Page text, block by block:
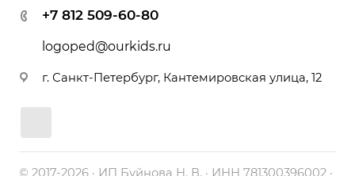
+7 812 509-60-80
logoped@ourkids.ru
г. Санкт-Петербург, Кантемировская улица, 12
© 2017-2026 · ИП Буйнова Н. В. · ИНН 781300396002 ·